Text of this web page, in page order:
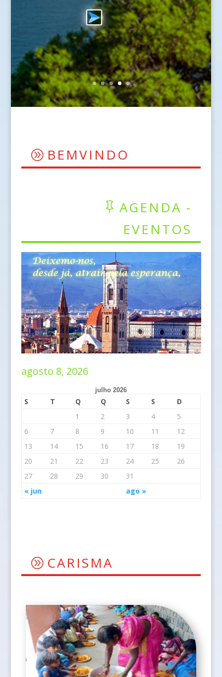
.
BEMVINDO
AGENDA -
EVENTOS
agosto 8, 2026
julho 2026
S T Q Q S S
D
1
2 3 4
5
6
7 8 9 10 11
12
13
14 15 16 17 18
19
20
21 22 23 24 25
26
27
28 29 30
31
« jun
ago »
CARISMA